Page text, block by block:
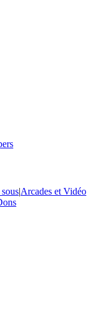
|Arcades et Vidéo